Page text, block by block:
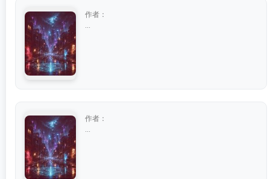
作者：
作者：